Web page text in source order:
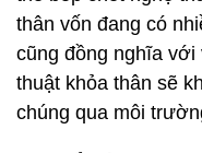
thân vốn đang có
cũng đồng nghĩa
thuật khỏa thân sẽ
chúng qua môi